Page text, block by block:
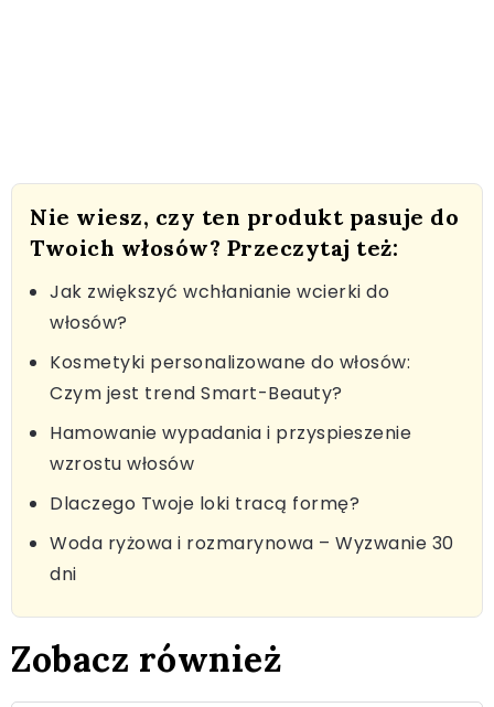
Nie wiesz, czy ten produkt pasuje do
Twoich włosów? Przeczytaj też:
Jak zwiększyć wchłanianie wcierki do
włosów?
Kosmetyki personalizowane do włosów:
Czym jest trend Smart-Beauty?
Hamowanie wypadania i przyspieszenie
wzrostu włosów
Dlaczego Twoje loki tracą formę?
Woda ryżowa i rozmarynowa – Wyzwanie 30
dni
Zobacz również